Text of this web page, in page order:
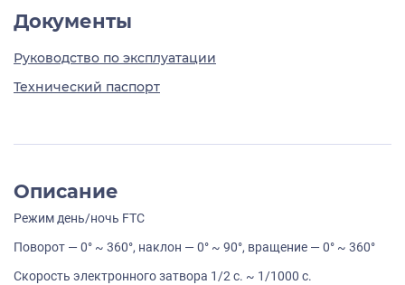
Документы
Руководство по эксплуатации
Технический паспорт
Описание
Режим день/ночь FTC
Поворот — 0° ~ 360°, наклон — 0° ~ 90°, вращение — 0° ~ 360°
Скорость электронного затвора 1/2 с. ~ 1/1000 с.